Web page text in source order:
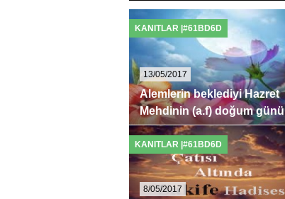
KANITLAR |#61BD6D
13/05/2017
Alemlerin beklediyi Hazret
Mehdinin (a.f) doğum günü
Hazrat Mehdi aleyhis-salamın
günü ►►
KANITLAR |#61BD6D
8/05/2017